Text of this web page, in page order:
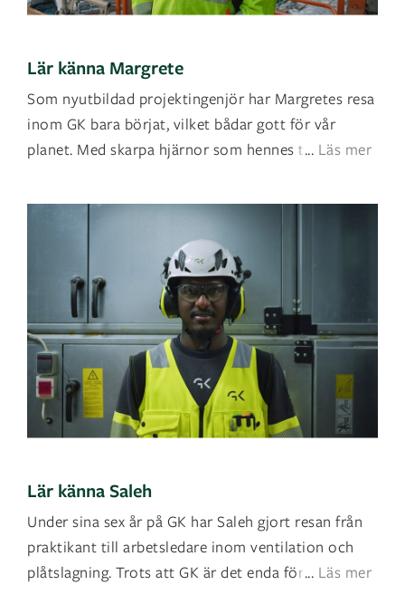
Lär känna Margrete
Som nyutbildad projektingenjör har Margretes resa
inom GK bara börjat, vilket bådar gott för vår
planet. Med skarpa hjärnor som hennes tar vi os
... Läs mer
Lär känna Saleh
Under sina sex år på GK har Saleh gjort resan från
praktikant till arbetsledare inom ventilation och
plåtslagning. Trots att GK är det enda företage
... Läs mer